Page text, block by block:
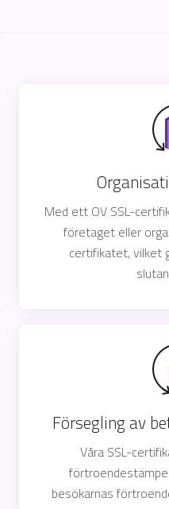
Med ett OV SSL-
företaget eller
certifikatet, vilket
Försegling av
Våra SSL-
besökarnas